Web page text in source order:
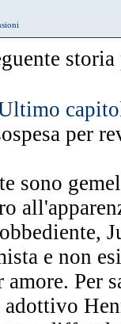
per
sono
e non
Per